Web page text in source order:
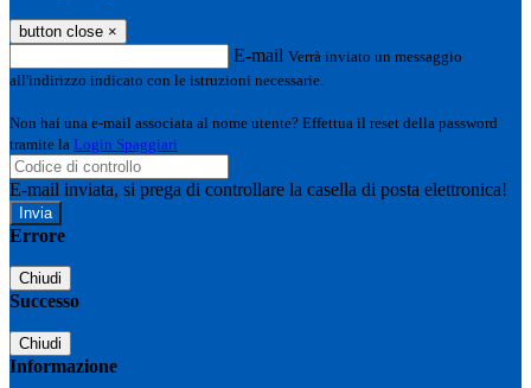
button close ×
E-mail Verrà inviato un messaggio
all'indirizzo indicato con le istruzioni necessarie.
Non hai una e-mail associata al nome utente? Effettua il reset della password
tramite la Login Spaggiari
E-mail inviata, si prega di controllare la casella di posta elettronica!
Errore
Chiudi
Successo
Chiudi
Informazione